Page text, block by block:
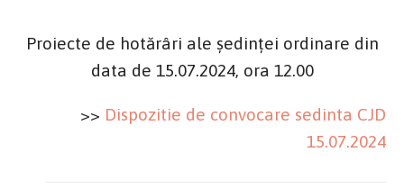
Proiecte de hotărâri ale ședinței ordinare din
data de 15.07.2024, ora 12.00
>> Dispozitie de convocare sedinta CJD
15.07.2024